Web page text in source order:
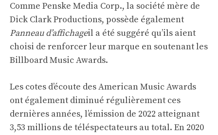
Comme Penske Media Corp., la société mère de
Dick Clark Productions, possède également
Panneau d’affichageil a été suggéré qu’ils aient
choisi de renforcer leur marque en soutenant les
Billboard Music Awards.
Les cotes d’écoute des American Music Awards
ont également diminué régulièrement ces
dernières années, l’émission de 2022 atteignant
3,53 millions de téléspectateurs au total. En 2020